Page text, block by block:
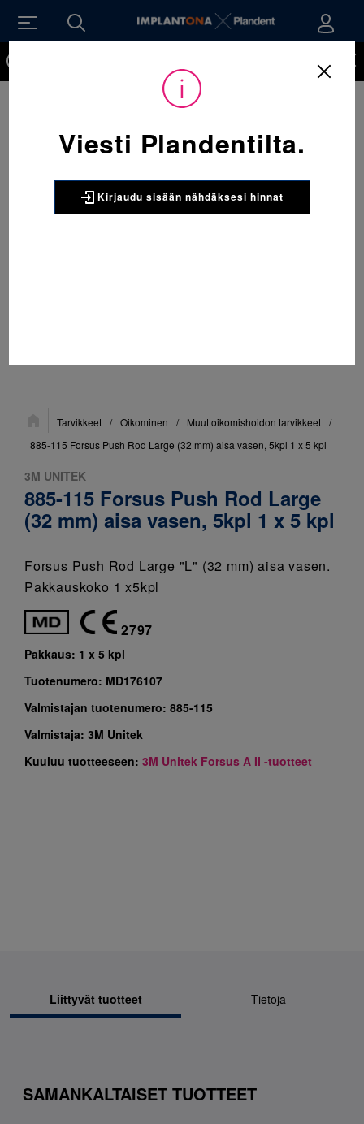
Sijainti:Tarvikkeet / Oikominen / Muut oikomishoidon tarvikkeet /
885-115 Forsus Push Rod Large (32 mm) aisa vasen, 5kpl 1 x 5 kpl
3M UNITEK
885-115 Forsus Push Rod Large
(32 mm) aisa vasen, 5kpl 1 x 5 kpl
Forsus Push Rod Large "L" (32 mm) aisa vasen.
Pakkauskoko 1 x5kpl
2797
Pakkaus: 1 x 5 kpl
Tuotenumero: MD176107
Valmistajan tuotenumero: 885-115
Valmistaja: 3M Unitek
Kuuluu tuotteeseen: 3M Unitek Forsus A II -tuotteet
Liittyvät tuotteet Tietoja
SAMANKALTAISET TUOTTEET
Viesti Plandentilta.
Kirjaudu sisään nähdäksesi hinnat